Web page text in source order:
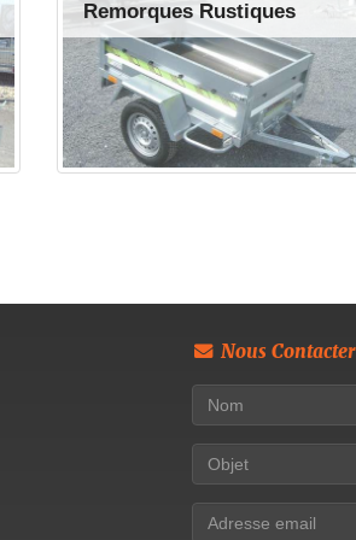
Remorques Rustiques
Nous Contacter